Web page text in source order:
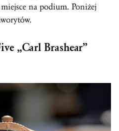
na podium. Poniżej
„Carl Brashear”